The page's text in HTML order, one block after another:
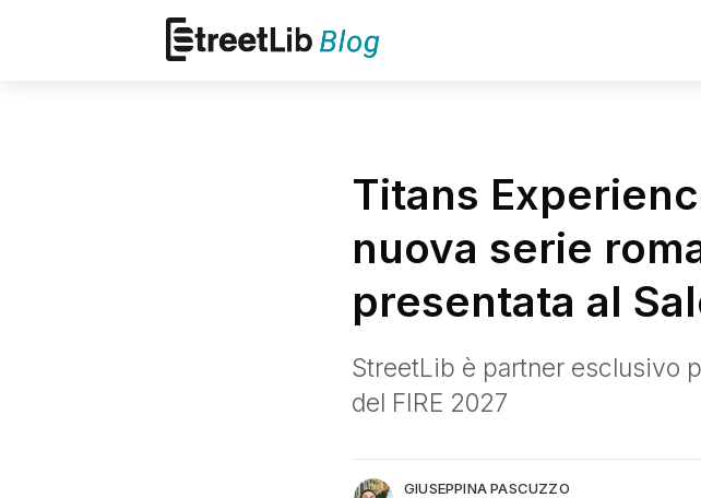
Titans
nuova serie
presentata al
StreetLib è partner esclusivo
del FIRE 2027
Giuseppina Pascuzzo
Communication Manager StreetLib
GIUSEPPINA PASCUZZO